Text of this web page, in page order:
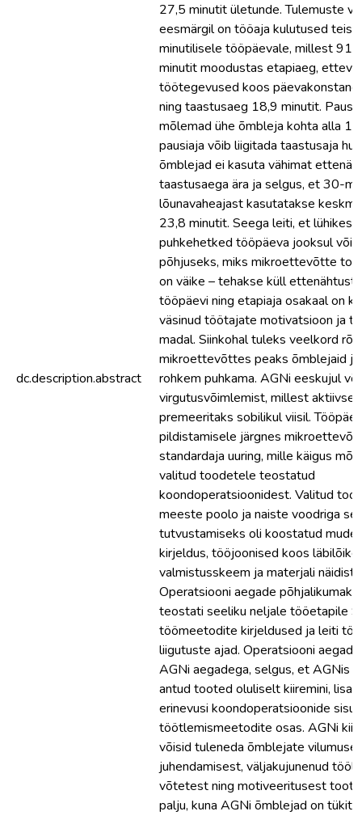
dc.description.abstract
27,5 minutit ületunde. Tulemuste
eesmärgil on tööaja kulutused
minutilisele tööpäevale, millest
minutit moodustas etapiaeg,
töötegevused koos
ning taastusaeg 18,9 minutit.
mõlemad ühe õmbleja kohta alla
pausiaja võib liigitada taastusaja
õmblejad ei kasuta vähimat
taastusaega ära ja selgus, et 30-
lõunavaheajast kasutatakse
23,8 minutit. Seega leiti, et
puhkehetked tööpäeva jooksul
põhjuseks, miks mikroettevõtte
on väike – tehakse küll ettenähtust
tööpäevi ning etapiaja osakaal on
väsinud töötajate motivatsioon ja
madal. Siinkohal tuleks veelkord
mikroettevõttes peaks õmblejaid
rohkem puhkama. AGNi eeskujul
virgutusvõimlemist, millest
premeeritaks sobilikul viisil.
pildistamisele järgnes
standardaja uuring, mille käigus
valitud toodetele teostatud
koondoperatsioonidest. Valitud
meeste poolo ja naiste voodriga
tutvustamiseks oli koostatud
kirjeldus, tööjoonised koos
valmistusskeem ja materjali
Operatsiooni aegade
teostati seeliku neljale tööetapile
töömeetodite kirjeldused ja leiti
liigutuste ajad. Operatsiooni
AGNi aegadega, selgus, et AGNis
antud tooted oluliselt kiiremini,
erinevusi koondoperatsioonide sisu
töötlemismeetodite osas. AGNi
võisid tuleneda õmblejate
juhendamisest, väljakujunenud
võtetest ning motiveeritusest
palju, kuna AGNi õmblejad on